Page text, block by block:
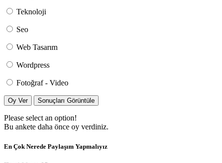
Teknoloji
Seo
Web Tasarım
Wordpress
Fotoğraf - Video
Oy Ver Sonuçları Görüntüle
Please select an option!
Bu ankete daha önce oy verdiniz.
En Çok Nerede Paylaşım Yapmalıyız